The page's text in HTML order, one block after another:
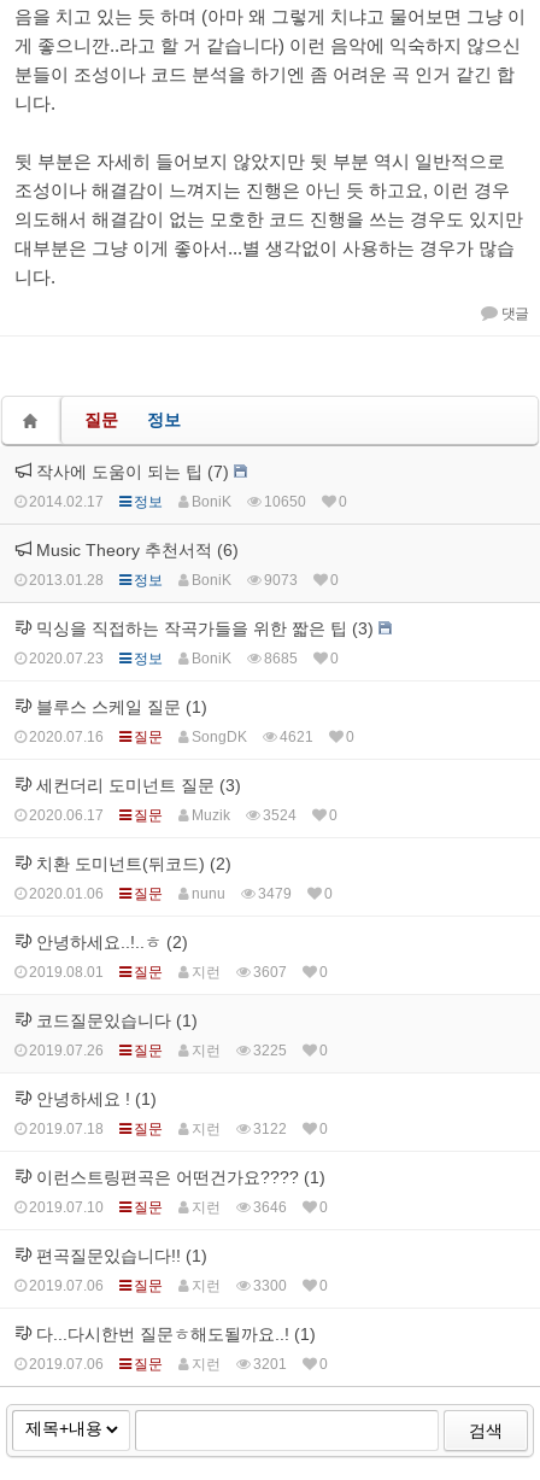
음을 치고 있는 듯 하며 (아마 왜 그렇게 치냐고 물어보면 그냥 이
게 좋으니깐..라고 할 거 같습니다) 이런 음악에 익숙하지 않으신
분들이 조성이나 코드 분석을 하기엔 좀 어려운 곡 인거 같긴 합
니다.
뒷 부분은 자세히 들어보지 않았지만 뒷 부분 역시 일반적으로
조성이나 해결감이 느껴지는 진행은 아닌 듯 하고요, 이런 경우
의도해서 해결감이 없는 모호한 코드 진행을 쓰는 경우도 있지만
대부분은 그냥 이게 좋아서...별 생각없이 사용하는 경우가 많습
니다.
댓글
질문 정보
작사에 도움이 되는 팁 (7)
2014.02.17 정보 BoniK 10650 0
Music Theory 추천서적 (6)
2013.01.28 정보 BoniK 9073 0
믹싱을 직접하는 작곡가들을 위한 짧은 팁 (3)
2020.07.23 정보 BoniK 8685 0
블루스 스케일 질문 (1)
2020.07.16 질문 SongDK 4621 0
세컨더리 도미넌트 질문 (3)
2020.06.17 질문 Muzik 3524 0
치환 도미넌트(뒤코드) (2)
2020.01.06 질문 nunu 3479 0
안녕하세요..!..ㅎ (2)
2019.08.01 질문 지런 3607 0
코드질문있습니다 (1)
2019.07.26 질문 지런 3225 0
안녕하세요 ! (1)
2019.07.18 질문 지런 3122 0
이런스트링편곡은 어떤건가요???? (1)
2019.07.10 질문 지런 3646 0
편곡질문있습니다!! (1)
2019.07.06 질문 지런 3300 0
다...다시한번 질문ㅎ해도될까요..! (1)
2019.07.06 질문 지런 3201 0
검색